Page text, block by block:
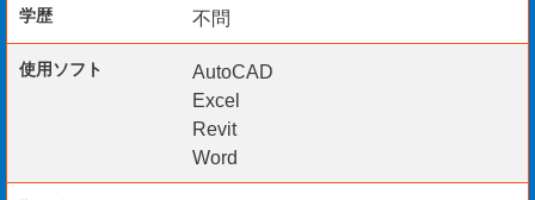
給与仮払い制度アリ
資格取得支援制度アリ
リモート面談 随時実施中
TEL ・WEB ・チャットで応募受付中
学歴 不問
使用ソフト
AutoCAD
Excel
Revit
Word